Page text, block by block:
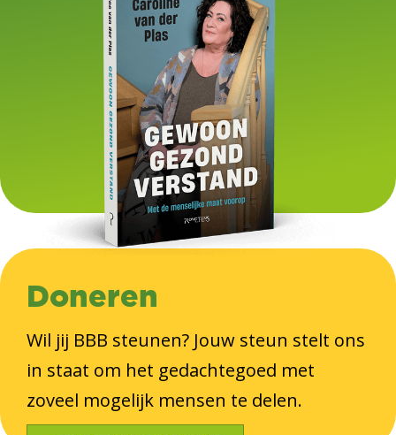
Doneren
Wil jij BBB steunen? Jouw steun stelt ons
in staat om het gedachtegoed met
zoveel mogelijk mensen te delen.